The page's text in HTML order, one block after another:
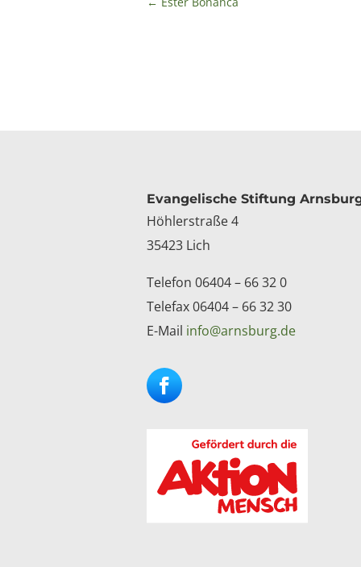
Kontakt
Evangelische Stiftung
Höhlerstraße 4
35423 Lich
Telefon 06404 – 66 32 0
Telefax 06404 – 66 32 30
E-Mail info@arnsburg.de